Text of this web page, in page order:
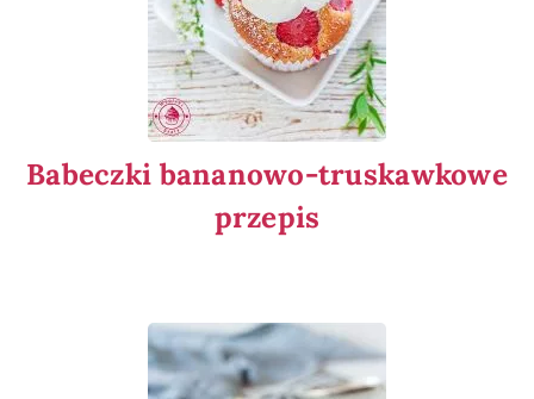
Babeczki bananowo-truskawkowe
przepis